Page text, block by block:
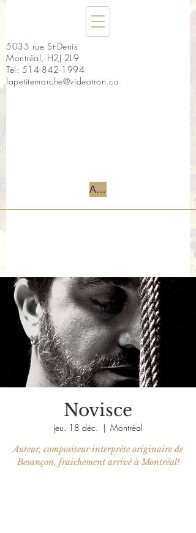
5035 rue St-Denis
Montréal, H2J 2L9
Tél: 514-842-1994
lapetitemarche@videotron.ca
Accueil
Novisce
jeu. 18 déc.
  |
Montréal
Auteur, compositeur interprète originaire de
Besançon, fraichement arrivé à Montréal!